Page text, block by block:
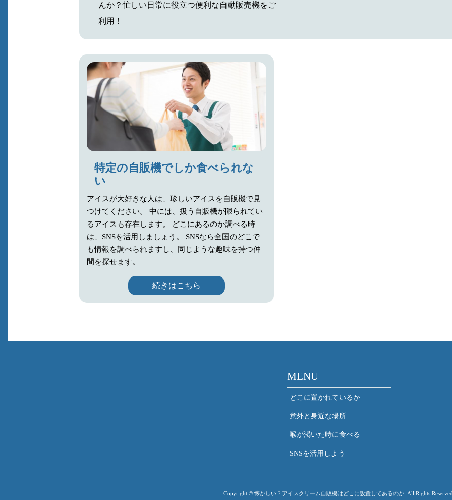
んか？忙しい日常に役立つ便利な自動販売機をご
利用！
特定の自販機でしか食べられな
い
アイスが大好きな人は、珍しいアイスを自販機で見
つけてください。 中には、扱う自販機が限られてい
るアイスも存在します。 どこにあるのか調べる時
は、SNSを活用しましょう。 SNSなら全国のどこで
も情報を調べられますし、同じような趣味を持つ仲
間を探せます。
続きはこちら
MENU
どこに置かれているか
意外と身近な場所
喉が渇いた時に食べる
SNSを活用しよう
Copyright © 懐かしい？アイスクリーム自販機はどこに設置してあるのか. All Rights